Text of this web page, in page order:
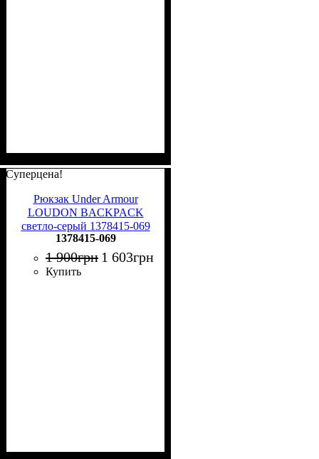
Суперцена!
Рюкзак Under Armour
LOUDON BACKPACK
светло-серый 1378415-069
1378415-069
1 900грн 1 603грн
Купить